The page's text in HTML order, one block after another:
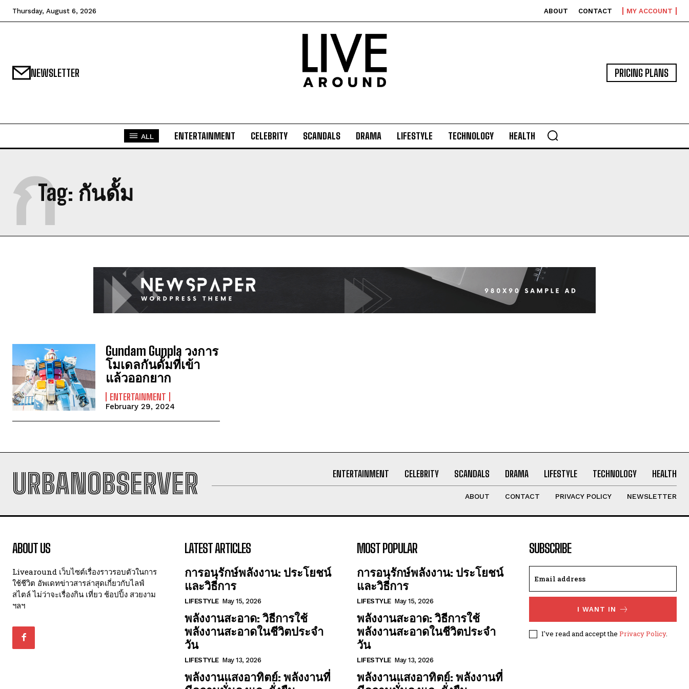
I've read and accept the Privacy Policy.
Thursday, August 6, 2026 ABOUT CONTACT MY ACCOUNT
NEWSLETTER PRICING PLANS
ALL ENTERTAINMENT CELEBRITY SCANDALS DRAMA LIFESTYLE TECHNOLOGY HEALTH
Tag: กันดั้ม
ก
Gundam Gunpla วงการ
โมเดลกันดั้มที่เข้า
แล้วออกยาก
ENTERTAINMENT
February 29, 2024
URBANOBSERVER ENTERTAINMENT CELEBRITY SCANDALS DRAMA LIFESTYLE TECHNOLOGY HEALTH
ABOUT CONTACT PRIVACY POLICY NEWSLETTER
ABOUT US
Livearound เว็บไซต์เรื่องราวรอบตัวในการ
ใช้ชีวิต อัพเดทข่าวสารล่าสุดเกี่ยวกับไลฟ์
สไตล์ ไม่ว่าจะเรื่องกิน เที่ยว ช้อปปิ้ง สวยงาม
ฯลฯ
LATEST ARTICLES
การอนุรักษ์พลังงาน: ประโยชน์
และวิธีการ
LIFESTYLE May 15, 2026
พลังงานสะอาด: วิธีการใช้
พลังงานสะอาดในชีวิตประจำ
วัน
LIFESTYLE May 13, 2026
พลังงานแสงอาทิตย์: พลังงานที่
MOST POPULAR
การอนุรักษ์พลังงาน: ประโยชน์
และวิธีการ
LIFESTYLE May 15, 2026
พลังงานสะอาด: วิธีการใช้
พลังงานสะอาดในชีวิตประจำ
วัน
LIFESTYLE May 13, 2026
พลังงานแสงอาทิตย์: พลังงานที่
SUBSCRIBE
I WANT IN
I've read and accept the Privacy Policy.